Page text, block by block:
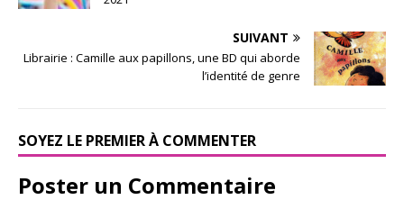
SUIVANT
Librairie : Camille aux papillons, une BD qui aborde
l’identité de genre
SOYEZ LE PREMIER À COMMENTER
Poster un Commentaire